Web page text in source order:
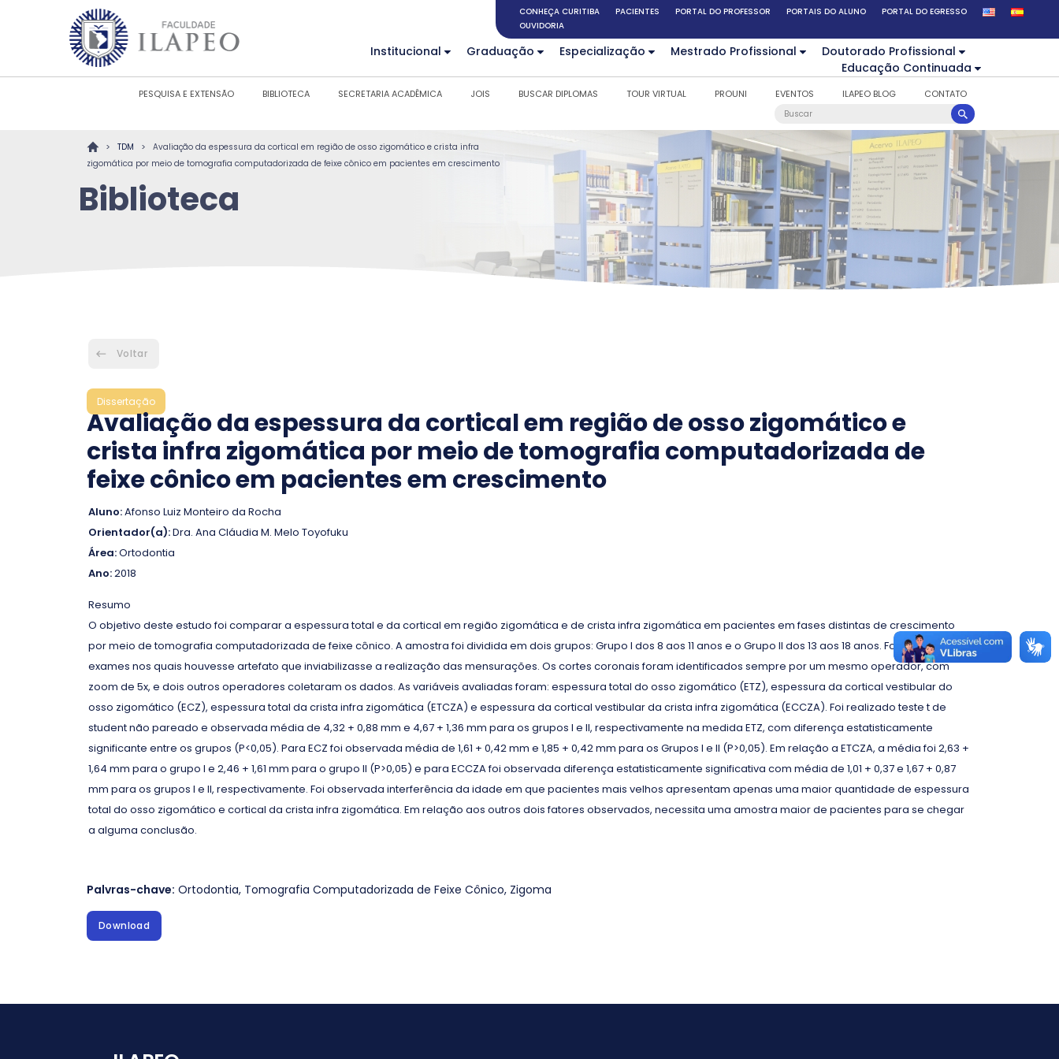
CONHEÇA CURITIBA PACIENTES PORTAL DO PROFESSOR PORTAIS DO ALUNO
PORTAL DO EGRESSO
OUVIDORIA
Institucional Graduação Especialização Mestrado Profissional
Doutorado Profissional
Educação Continuada
PESQUISA E EXTENSÃO BIBLIOTECA SECRETARIA ACADÊMICA JOIS BUSCAR DIPLOMAS TOUR VIRTUAL PROUNI EVENTOS ILAPEO BLOG CONTATO
> TDM >
Avaliação da espessura da cortical em região de osso zigomático e crista infra
zigomática por meio de tomografia computadorizada de feixe cônico em pacientes em crescimento
Biblioteca
Voltar
Dissertação
Avaliação da espessura da cortical em região de osso zigomático e
crista infra zigomática por meio de tomografia computadorizada de
feixe cônico em pacientes em crescimento
Aluno:Afonso Luiz Monteiro da Rocha
Orientador(a):Dra. Ana Cláudia M. Melo Toyofuku
Área:Ortodontia
Ano:2018
Resumo
O objetivo deste estudo foi comparar a espessura total e da cortical em região zigomática e de crista infra zigomática em pacientes em fases distintas de crescimento
por meio de tomografia computadorizada de feixe cônico. A amostra foi dividida em dois grupos: Grupo I dos 8 aos 11 anos e o Grupo II dos 13 aos 18 anos. Foram excluídos
exames nos quais houvesse artefato que inviabilizasse a realização das mensurações. Os cortes coronais foram identificados sempre por um mesmo operador, com
zoom de 5x, e dois outros operadores coletaram os dados. As variáveis avaliadas foram: espessura total do osso zigomático (ETZ), espessura da cortical vestibular do
osso zigomático (ECZ), espessura total da crista infra zigomática (ETCZA) e espessura da cortical vestibular da crista infra zigomática (ECCZA). Foi realizado teste t de
student não pareado e observada média de 4,32 + 0,88 mm e 4,67 + 1,36 mm para os grupos I e II, respectivamente na medida ETZ, com diferença estatisticamente
significante entre os grupos (P<0,05). Para ECZ foi observada média de 1,61 + 0,42 mm e 1,85 + 0,42 mm para os Grupos I e II (P>0,05). Em relação a ETCZA, a média foi 2,63 +
1,64 mm para o grupo I e 2,46 + 1,61 mm para o grupo II (P>0,05) e para ECCZA foi observada diferença estatisticamente significativa com média de 1,01 + 0,37 e 1,67 + 0,87
mm para os grupos I e II, respectivamente. Foi observada interferência da idade em que pacientes mais velhos apresentam apenas uma maior quantidade de espessura
total do osso zigomático e cortical da crista infra zigomática. Em relação aos outros dois fatores observados, necessita uma amostra maior de pacientes para se chegar
a alguma conclusão.
Palvras-chave: Ortodontia, Tomografia Computadorizada de Feixe Cônico, Zigoma
Download